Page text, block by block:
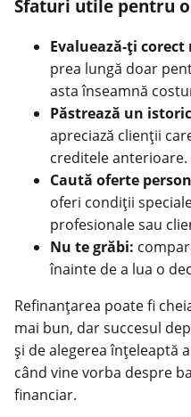
Sfaturi utile pentru
Evaluează-ți corect
prea lungă doar
asta înseamnă
Păstrează un
apreciază clienții
creditele anterioare.
Caută oferte
oferi condiții
profesionale sau
Nu te grăbi:
înainte de a lua o
Refinanțarea poate fi
mai bun, dar succesul
și de alegerea înțeleaptă
când vine vorba despre
financiar.